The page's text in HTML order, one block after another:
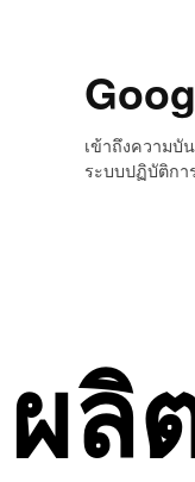
เข้าถึงความบั
ระบบปฏิบัติกา
ผลิ